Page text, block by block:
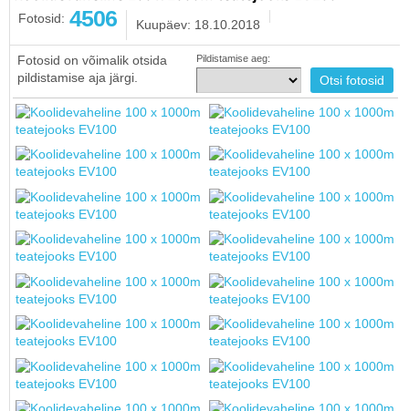
Fotosid: 4506 Kuupäev: 18.10.2018
Fotosid on võimalik otsida
pildistamise aja järgi.
Pildistamise aeg: